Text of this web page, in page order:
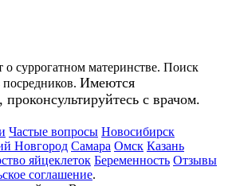
суррогатном материнстве. Поиск
Имеются
с врачом.
Частые вопросы Новосибирск
Новгород Самара Омск Казань
яйцеклеток Беременность Отзывы
соглашение.